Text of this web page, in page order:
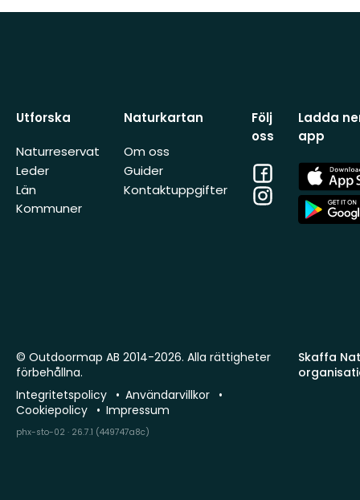
Utforska
Naturreservat
Leder
Län
Kommuner
Naturkartan
Om oss
Guider
Kontaktuppgifter
Följ
oss
Facebook
Instagram
Ladda
app
App
Store
App
Store
Skaffa
© Outdoormap AB 2014-2026. Alla rättigheter
förbehållna.
Integritetspolicy
Användarvillkor
Cookiepolicy
Impressum
phx-sto-02 · 26.7.1 (449747a8c)